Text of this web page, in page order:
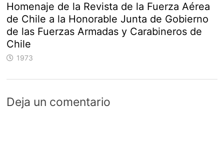
Homenaje de la Revista de la Fuerza Aérea
de Chile a la Honorable Junta de Gobierno
de las Fuerzas Armadas y Carabineros de
Chile
1973
Deja un comentario